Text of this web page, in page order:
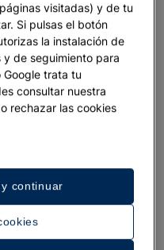
visitadas) y de tu
Si pulsas el botón
la instalación de
de seguimiento para
Google trata tu
consultar nuestra
rechazar las cookies
continuar